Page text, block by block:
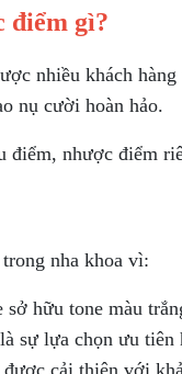
điểm gì?
nhiều khách
nụ cười hoàn hảo.
điểm, nhược điểm
nha khoa vì:
sở hữu tone màu
sự lựa chọn ưu tiên
cải thiện với